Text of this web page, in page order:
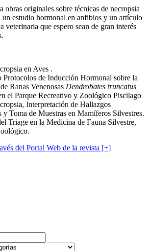
obras originales sobre técnicas de necropsia
un estudio hormonal en anfibios y un artículo
veterinaria que espero sean de gran interés
en Aves .
Protocolos de Inducción Hormonal sobre la
Ranas Venenosas Dendrobates truncatus
el Parque Recreativo y Zoológico Piscilago
Interpretación de Hallazgos
y Toma de Muestras en Mamíferos Silvestres.
Triage en la Medicina de Fauna Silvestre,
del Portal Web de la revista [+]